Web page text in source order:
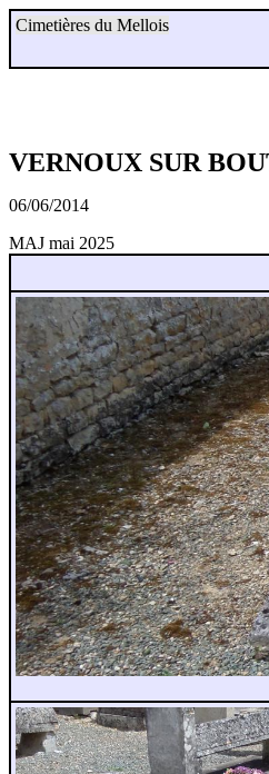
Cimetières du Mellois
VERNOUX SUR
06/06/2014
MAJ mai 2025